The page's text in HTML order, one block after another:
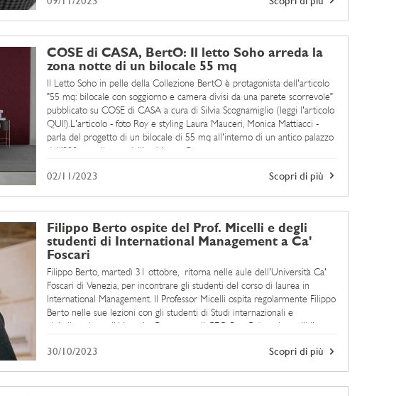
COSE di CASA, BertO: Il letto Soho arreda la
zona notte di un bilocale 55 mq
Il Letto Soho in pelle della Collezione BertO è protagonista dell'articolo
"55 mq: bilocale con soggiorno e camera divisi da una parete scorrevole"
pubblicato su COSE di CASA a cura di Silvia Scognamiglio (leggi l'articolo
QUI!).L'articolo - foto Roy e styling Laura Mauceri, Monica Mattiacci -
parla del progetto di un bilocale di 55 mq all'interno di un antico palazzo
Scopri di più
02/11/2023
Filippo Berto ospite del Prof. Micelli e degli
studenti di International Management a Ca'
Foscari
Filippo Berto, martedì 31 ottobre, ritorna nelle aule dell'Università Ca'
Foscari di Venezia, per incontrare gli studenti del corso di laurea in
International Management. Il Professor Micelli ospita regolarmente Filippo
Berto nelle sue lezioni con gli studenti di Studi internazionali e
Scopri di più
30/10/2023